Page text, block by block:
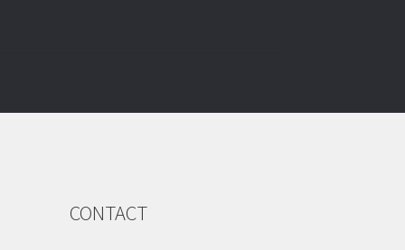
CONTACT